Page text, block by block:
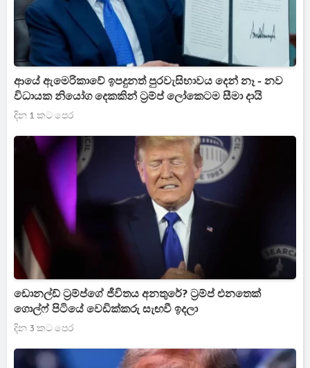
ආයේ ඇමෙරිකාවේ ඉපදුනත් පුරවැසිභාවය දෙන් නෑ - නව
විධායක නියෝග දෙකකින් ට්‍රම්ප් ලෝකෙටම සීමා දායි
දින 1 කට පෙර
ඩොනල්ඩ් ට්‍රම්ප්ගේ ජීවිතය අනතුරේ? ට්‍රම්ප් එනතෙක්
ගොල්ෆ් පිටියේ වෙඩික්කරු සැඟවී ඉදලා
දින 3 කට පෙර